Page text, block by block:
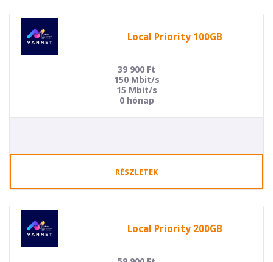
Local Priority 100GB
39 900 Ft
150 Mbit/s
15 Mbit/s
0 hónap
RÉSZLETEK
Local Priority 200GB